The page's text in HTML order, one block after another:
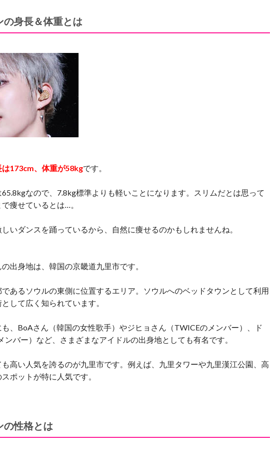
の身長＆体重とは
は173cm、体重が58kgです。
なので、7.8kg標準よりも軽いことになります。スリムだとは思って
痩せているとは…。
いダンスを踊っているから、自然に痩せるのかもしれませんね。
出身地は、韓国の京畿道九里市です。
あるソウルの東側に位置するエリア。ソウルへのベッドタウンとして利用
して広く知られています。
、BoAさん（韓国の女性歌手）やジヒョさん（TWICEのメンバー）、ド
ンバー）など、さまざまなアイドルの出身地としても有名です。
高い人気を誇るのが九里市です。例えば、九里タワーや九里漢江公園、高
ポットが特に人気です。
の性格とは